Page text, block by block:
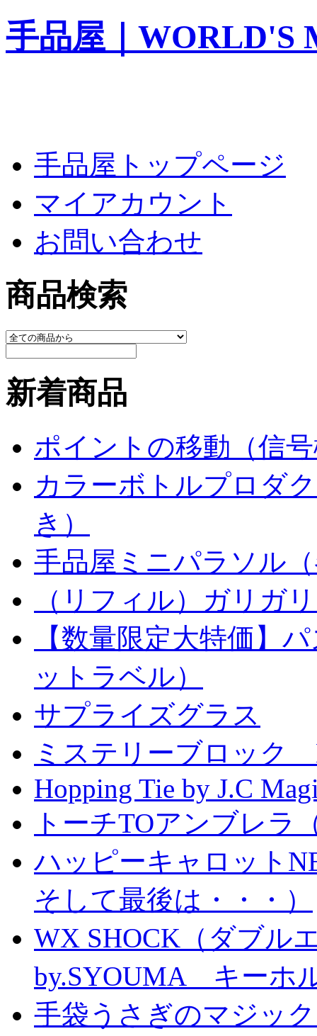
手品屋｜WORLD'S
手品屋トップページ
マイアカウント
お問い合わせ
商品検索
新着商品
ポイントの移動（信
カラーボトルプロダ
き）
手品屋ミニパラソル
（リフィル）ガリガ
【数量限定大特価】
ットラベル）
サプライズグラス
ミステリーブロック
Hopping Tie by J.C
トーチTOアンブレラ
ハッピーキャロット
そして最後は・・・）
WX SHOCK（ダブル
by.SYOUMA キーホ
手袋うさぎのマジッ